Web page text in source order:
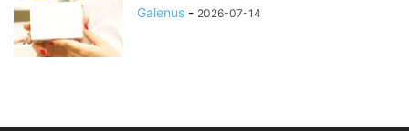
Galenus - 2026-07-14